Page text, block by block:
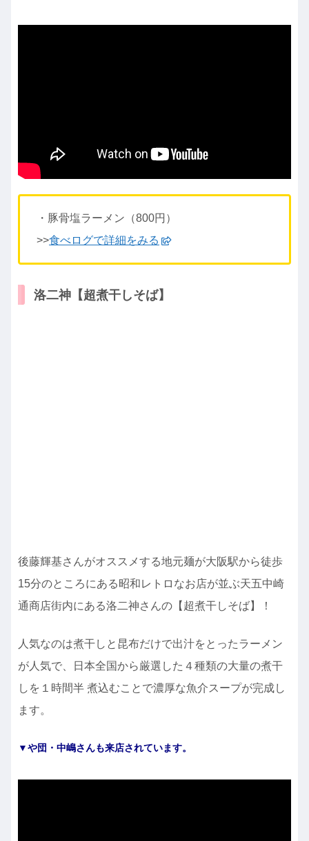
・豚骨塩ラーメン（800円）
>>食べログで詳細をみる
洛二神【超煮干しそば】
後藤輝基さんがオススメする地元麺が大阪駅から徒歩
15分のところにある昭和レトロなお店が並ぶ天五中崎
通商店街内にある洛二神さんの【超煮干しそば】！
人気なのは煮干しと昆布だけで出汁をとったラーメン
が人気で、日本全国から厳選した４種類の大量の煮干
しを１時間半 煮込むことで濃厚な魚介スープが完成し
ます。
▼や団・中嶋さんも来店されています。